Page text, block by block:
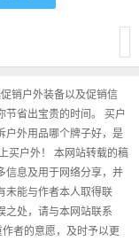
销户外装备以及促销信
节省出宝贵的时间。 买户
户外用品哪个牌子好，是
买户外！ 本网站转载的稿
信息及用于网络分享，并
未能与作者本人取得联
之处，请与本网站联系
作者的意愿，及时予以更